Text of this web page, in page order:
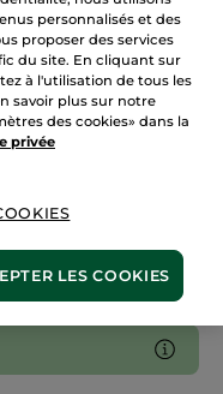
ICI
personnalisés et des
proposer des services
du site. En cliquant sur
à l'utilisation de tous les
savoir plus sur notre
des cookies» dans la
privée
LES COOKIES